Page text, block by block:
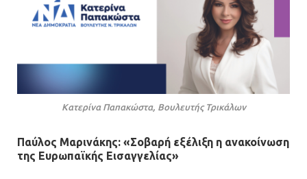
Κατερίνα Παπακώστα, Βουλευτής Τρικάλων
Παύλος Μαρινάκης: «Σοβαρή εξέλιξη η ανακοίνωση
της Ευρωπαϊκής Εισαγγελίας»